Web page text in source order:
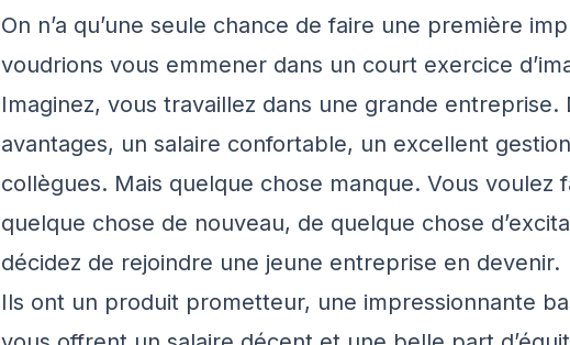
On n’a qu’une seule chance de faire une première
voudrions vous emmener dans un court exercice
Imaginez, vous travaillez dans une grande entreprise.
avantages, un salaire confortable, un excellent
collègues. Mais quelque chose manque. Vous voulez
quelque chose de nouveau, de quelque chose
décidez de rejoindre une jeune entreprise en devenir.
Ils ont un produit prometteur, une impressionnante